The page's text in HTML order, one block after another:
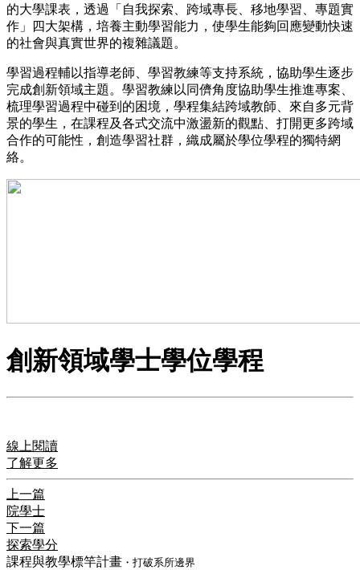
的大學課表，透過「自我探索、跨域專長、移地學習、專題實
作」四大架構，培養主動學習能力，使學生能夠回應變動快速
的社會與真實世界的複雜議題。
​學習過程輔以指導老師、學習教練等支持系統，協助學生逐步
完成創新領域主題。學習教練以同儕角度協助學生推進專案、
梳理學習過程中碰到的困境，學程集結跨域教師、來自多元背
景的學生，在課程及各式交流中激盪新的觀點、打開更多跨域
合作的可能性，創造學習社群，織成屬於學位學程的獨特網
絡。
創新領域學士學位學程
線上閱讀
了解更多
上一篇
院學士
下一篇
探索學分
課程與教學標竿計畫 ・打破系所邊界